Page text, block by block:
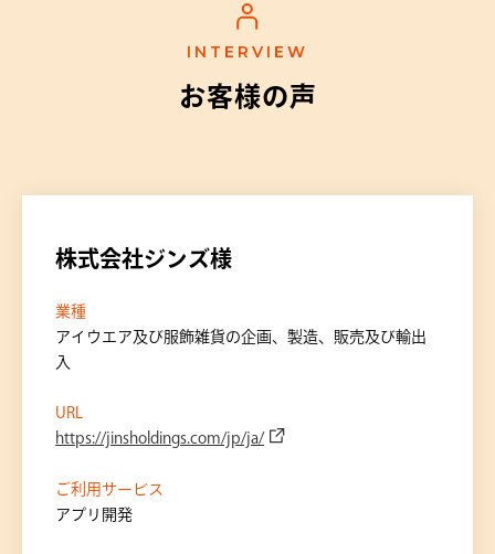
INTERVIEW
お客様の声
株式会社ジンズ様
業種
アイウエア及び服飾雑貨の企画、製造、販売及び輸出
入
URL
https://jinsholdings.com/jp/ja/
ご利用サービス
アプリ開発